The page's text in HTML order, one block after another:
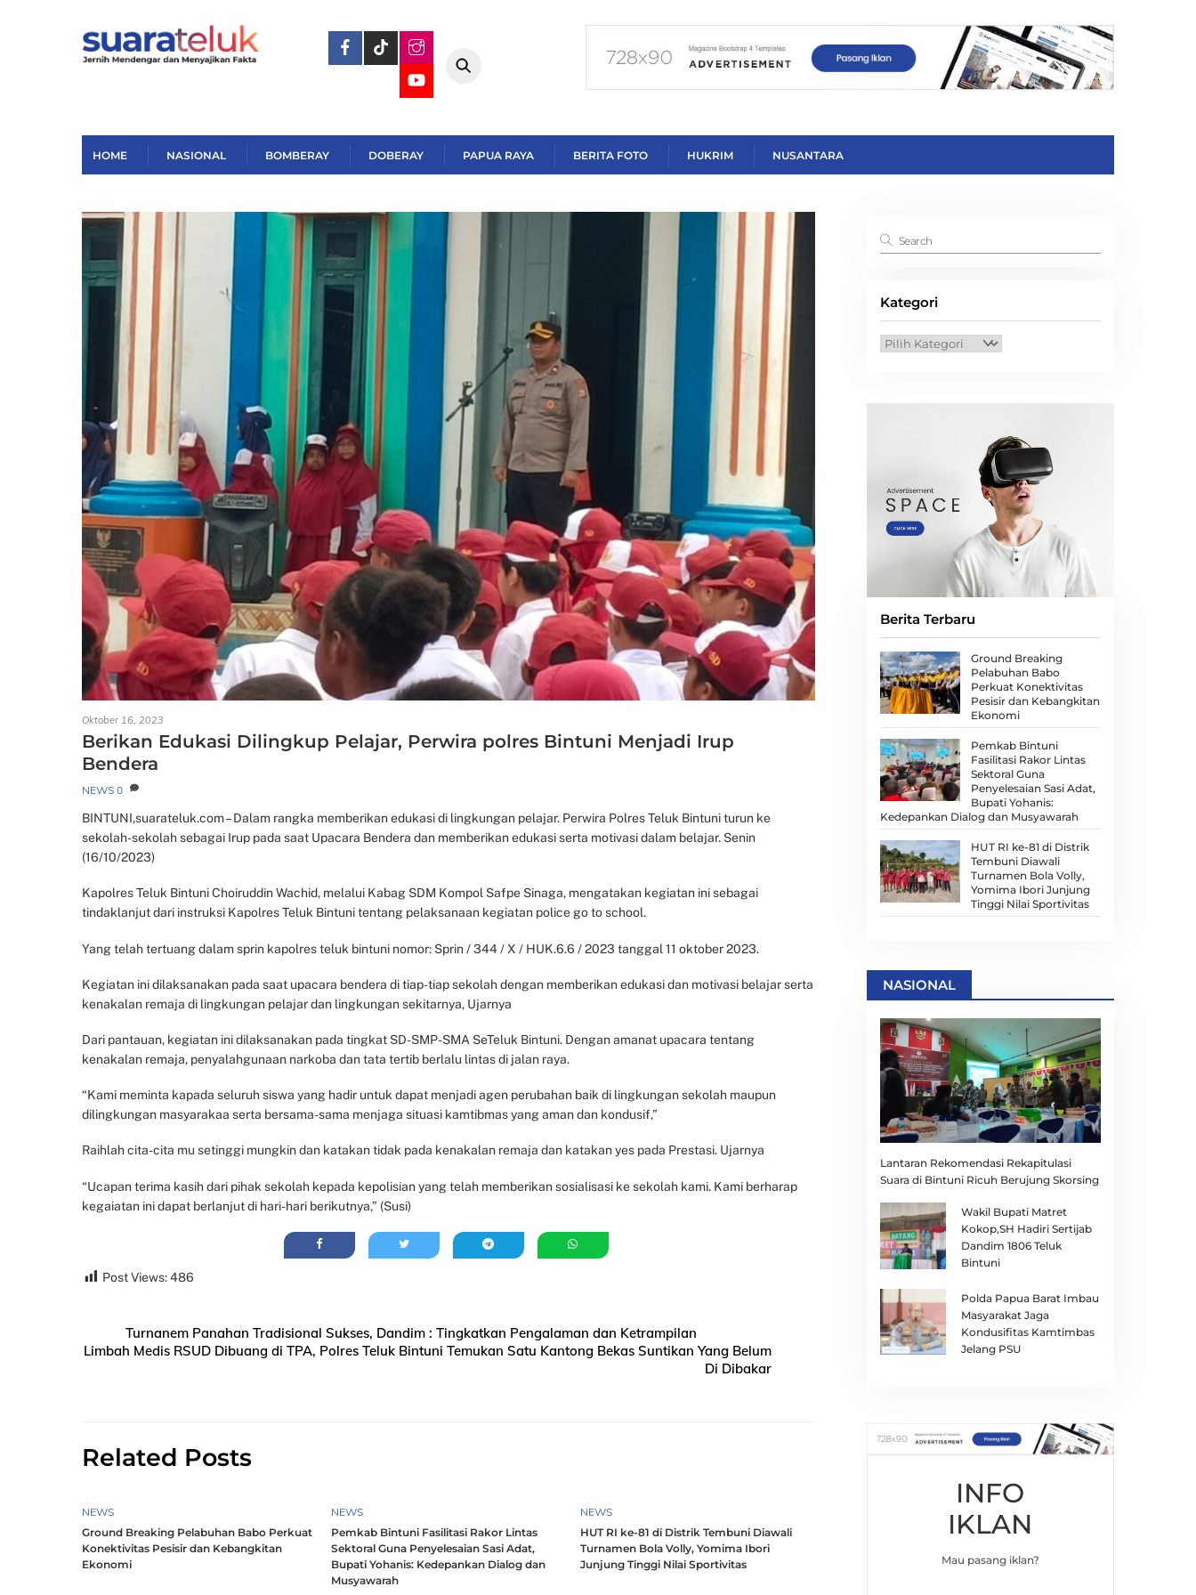
HOME NASIONAL BOMBERAY DOBERAY PAPUA RAYA BERITA FOTO HUKRIM NUSANTARA
Oktober 16, 2023
Berikan Edukasi Dilingkup Pelajar, Perwira polres Bintuni Menjadi Irup
Bendera
NEWS 0
BINTUNI,suarateluk.com – Dalam rangka memberikan edukasi di lingkungan pelajar. Perwira Polres Teluk Bintuni turun ke
sekolah-sekolah sebagai Irup pada saat Upacara Bendera dan memberikan edukasi serta motivasi dalam belajar. Senin
(16/10/2023)
Kapolres Teluk Bintuni Choiruddin Wachid, melalui Kabag SDM Kompol Safpe Sinaga, mengatakan kegiatan ini sebagai
tindaklanjut dari instruksi Kapolres Teluk Bintuni tentang pelaksanaan kegiatan police go to school.
Yang telah tertuang dalam sprin kapolres teluk bintuni nomor: Sprin / 344 / X / HUK.6.6 / 2023 tanggal 11 oktober 2023.
Kegiatan ini dilaksanakan pada saat upacara bendera di tiap-tiap sekolah dengan memberikan edukasi dan motivasi belajar serta
kenakalan remaja di lingkungan pelajar dan lingkungan sekitarnya, Ujarnya
Dari pantauan, kegiatan ini dilaksanakan pada tingkat SD-SMP-SMA SeTeluk Bintuni. Dengan amanat upacara tentang
kenakalan remaja, penyalahgunaan narkoba dan tata tertib berlalu lintas di jalan raya.
“Kami meminta kapada seluruh siswa yang hadir untuk dapat menjadi agen perubahan baik di lingkungan sekolah maupun
dilingkungan masyarakaa serta bersama-sama menjaga situasi kamtibmas yang aman dan kondusif,”
Raihlah cita-cita mu setinggi mungkin dan katakan tidak pada kenakalan remaja dan katakan yes pada Prestasi. Ujarnya
“Ucapan terima kasih dari pihak sekolah kepada kepolisian yang telah memberikan sosialisasi ke sekolah kami. Kami berharap
kegaiatan ini dapat berlanjut di hari-hari berikutnya,” (Susi)
Post Views:486
Turnanem Panahan Tradisional Sukses, Dandim : Tingkatkan Pengalaman dan Ketrampilan
Limbah Medis RSUD Dibuang di TPA, Polres Teluk Bintuni Temukan Satu Kantong Bekas Suntikan Yang Belum
Di Dibakar
Related Posts
NEWS
Ground Breaking Pelabuhan Babo Perkuat
Konektivitas Pesisir dan Kebangkitan
Ekonomi
NEWS
Pemkab Bintuni Fasilitasi Rakor Lintas
Sektoral Guna Penyelesaian Sasi Adat,
Bupati Yohanis: Kedepankan Dialog dan
Musyawarah
NEWS
HUT RI ke-81 di Distrik Tembuni Diawali
Turnamen Bola Volly, Yomima Ibori
Junjung Tinggi Nilai Sportivitas
Kategori
Kategori
Berita Terbaru
Ground Breaking
Pelabuhan Babo
Perkuat Konektivitas
Pesisir dan Kebangkitan
Ekonomi
Pemkab Bintuni
Fasilitasi Rakor Lintas
Sektoral Guna
Penyelesaian Sasi Adat,
Bupati Yohanis:
Kedepankan Dialog dan Musyawarah
HUT RI ke-81 di Distrik
Tembuni Diawali
Turnamen Bola Volly,
Yomima Ibori Junjung
Tinggi Nilai Sportivitas
NASIONAL
Lantaran Rekomendasi Rekapitulasi
Suara di Bintuni Ricuh Berujung Skorsing
Wakil Bupati Matret
Kokop,SH Hadiri Sertijab
Dandim 1806 Teluk
Bintuni
Polda Papua Barat Imbau
Masyarakat Jaga
Kondusifitas Kamtimbas
Jelang PSU
INFO
IKLAN
Mau pasang iklan?